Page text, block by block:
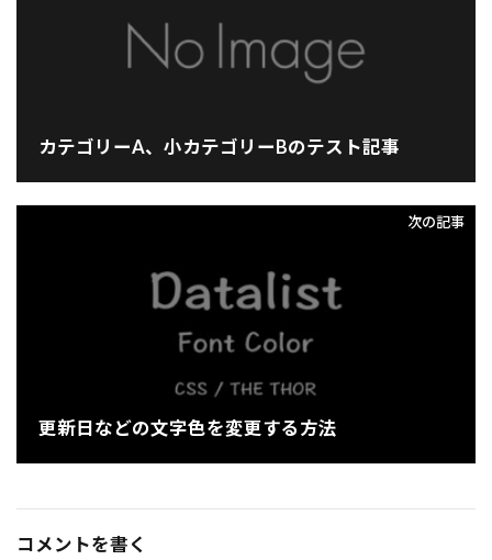
カテゴリーA、小カテゴリーBのテスト記事
次の記事
更新日などの文字色を変更する方法
コメントを書く